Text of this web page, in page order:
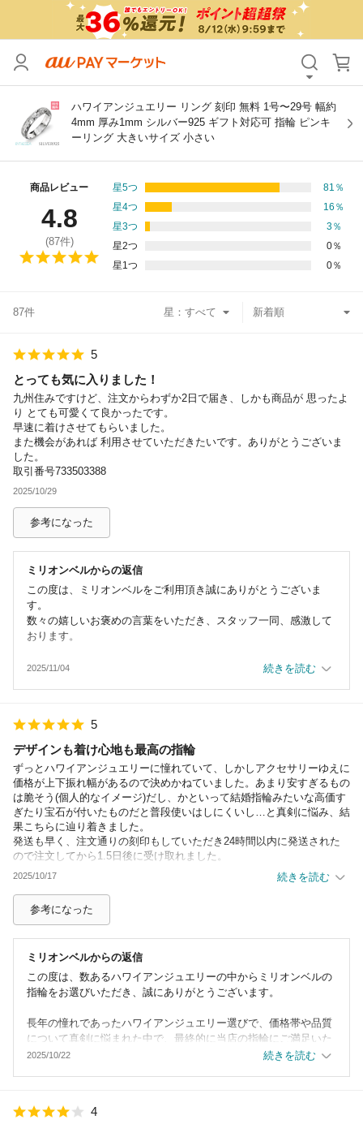
ハワイアンジュエリー リング 刻印 無料 1号〜29号 幅約
4mm 厚み1mm シルバー925 ギフト対応可 指輪 ピンキ
ーリング 大きいサイズ 小さい
商品レビュー
4.8
(87件)
星5つ 81 ％
星4つ
16 ％
星3つ
3％
星2つ
0％
星1つ
0％
87件 星：
5
とっても気に入りました！
九州住みですけど、注文からわずか2日で届き、しかも商品が 思ったよ
り とても可愛くて良かったです。
早速に着けさせてもらいました。
また機会があれば 利用させていただきたいです。ありがとうございま
した。
取引番号733503388
2025/10/29
参考になった
ミリオンベルからの返信
この度は、ミリオンベルをご利用頂き誠にありがとうございま
す。
数々の嬉しいお褒めの言葉をいただき、スタッフ一同、感激して
おります。
配送スピードについては他のお客様からもご好評をいただいてお
ることを願っております。
またのご利用を心よりお待ちしております。
2025/11/04 続きを読む
5
デザインも着け心地も最高の指輪
ずっとハワイアンジュエリーに憧れていて、しかしアクセサリーゆえに
価格が上下振れ幅があるので決めかねていました。あまり安すぎるもの
は脆そう(個人的なイメージ)だし、かといって結婚指輪みたいな高価す
ぎたり宝石が付いたものだと普段使いはしにくいし…と真剣に悩み、結
果こちらに辿り着きました。
発送も早く、注文通りの刻印もしていただき24時間以内に発送された
ので注文してから1.5日後に受け取れました。
薄めですが見た目よりもしっかりしていて着け心地が良く、届いてから
半月ほど経ってもシルバーは美しいままツヤっと輝いております。
迅速丁寧なご対応、本当にありがとうございました。
ピアスなど他の商品も気になっておりますので、またお買い物させて頂
きます。
2025/10/17 続きを読む
参考になった
ミリオンベルからの返信
この度は、数あるハワイアンジュエリーの中からミリオンベルの
指輪をお選びいただき、誠にありがとうございます。
長年の憧れであったハワイアンジュエリー選びで、価格帯や品質
について真剣に悩まれた中で、最終的に当店の指輪にご満足いた
だけたとのこと、大変嬉しく拝見いたしました。
タッフ一同、大変感激しております。
2025/10/22 続きを読む
4
カテゴリ すべて
すべて
支払い方法
その他の条件
送料無料
Pontaパス特典対象すべて
除外ワード